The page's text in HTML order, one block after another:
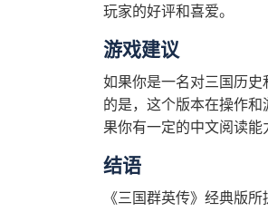
玩家的好评和喜爱。
游戏建议
如果你是一名对三国历
的是，这个版本在操作
果你有一定的中文阅读能
结语
《三国群英传》经典版